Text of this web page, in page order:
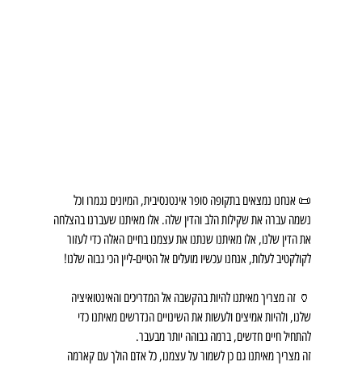
📜 אנחנו נמצאים בתקופה סופר אינטנסיבית, המיונים נגמרו וכל
נשמה עברה את שקילות הלב והדין שלה. אלו מאיתנו שעברנו בהצלחה
את הדין שלנו, אלו מאיתנו שנתנו את עצמנו בחיים האלה כדי לעזור
לקולקטיב לעלות, אנחנו עכשיו מועלים אל הטיים-ליין הכי גבוה שלנו!
🏺 זה מצריך מאיתנו להיות בהקשבה אל המדריכים והאינטואיציה
שלנו, ולהיות אמיצים ולעשות את השינויים הנדרשים מאיתנו כדי
להתחיל חיים חדשים, ברמה גבוהה יותר מבעבר.
זה מצריך מאיתנו גם כן לשמור על עצמנו, כל אדם הולך עם קארמה